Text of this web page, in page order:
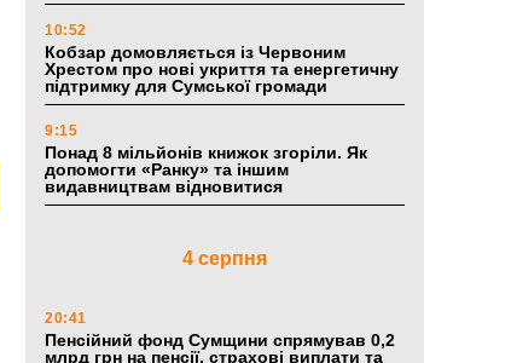
10:52
Кобзар домовляється із Червоним
Хрестом про нові укриття та енергетичну
підтримку для Сумської громади
9:15
Понад 8 мільйонів книжок згоріли. Як
допомогти «Ранку» та іншим
видавництвам відновитися
4 серпня
20:41
Пенсійний фонд Сумщини спрямував 0,2
млрд грн на пенсії, страхові виплати та